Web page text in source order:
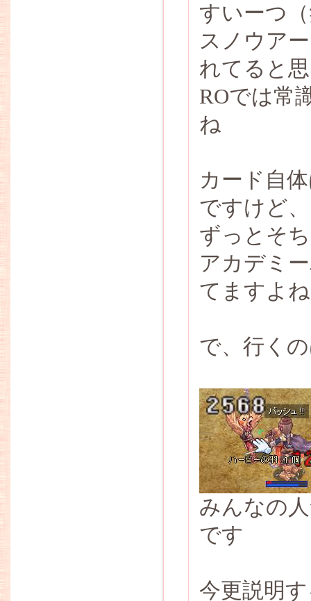
すいーつ
スノウア
れてると
ROでは常
ね
カード自
ですけど
ずっとそ
アカデミ
てますよね
で、行く
みんなの
です
今更説明